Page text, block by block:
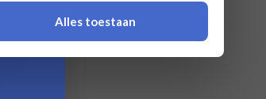
Alles toestaan